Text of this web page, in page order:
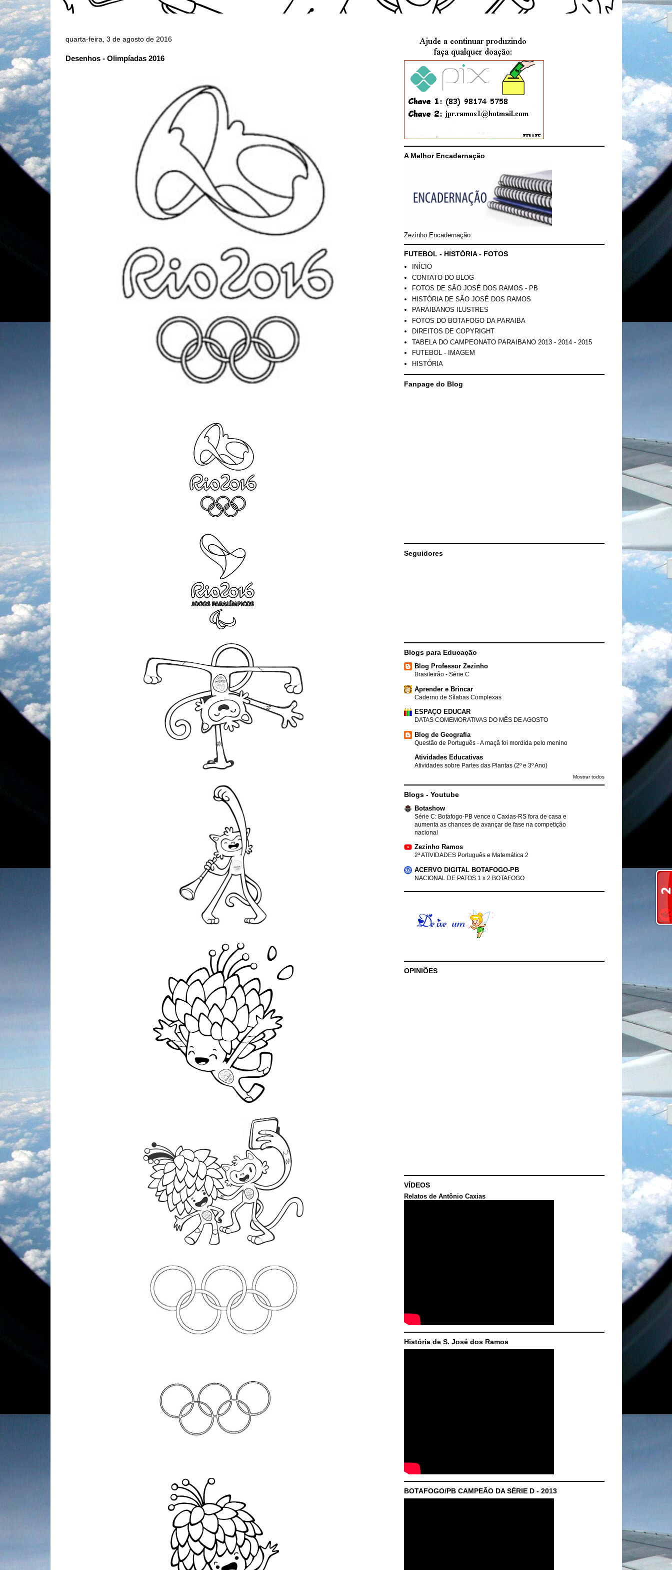
quarta-feira, 3 de agosto de 2016
Desenhos - Olimpíadas 2016
A Melhor Encadernação
Zezinho Encadernação
FUTEBOL - HISTÓRIA - FOTOS
INÍCIO
CONTATO DO BLOG
FOTOS DE SÃO JOSÉ DOS RAMOS - PB
HISTÓRIA DE SÃO JOSÉ DOS RAMOS
PARAIBANOS ILUSTRES
FOTOS DO BOTAFOGO DA PARAIBA
DIREITOS DE COPYRIGHT
TABELA DO CAMPEONATO PARAIBANO 2013 - 2014 - 2015
FUTEBOL - IMAGEM
HISTÓRIA
Fanpage do Blog
Seguidores
Blogs para Educação
Blog Professor Zezinho
Brasileirão - Série C
Aprender e Brincar
Caderno de Sílabas Complexas
ESPAÇO EDUCAR
DATAS COMEMORATIVAS DO MÊS DE AGOSTO
Blog de Geografia
Questão de Português - A maçã foi mordida pelo menino
Atividades Educativas
Atividades sobre Partes das Plantas (2º e 3º Ano)
Mostrar todos
Blogs - Youtube
Botashow
Série C: Botafogo-PB vence o Caxias-RS fora de casa e
aumenta as chances de avançar de fase na competição
nacional
Zezinho Ramos
2ª ATIVIDADES Português e Matemática 2
ACERVO DIGITAL BOTAFOGO-PB
NACIONAL DE PATOS 1 x 2 BOTAFOGO
OPINIÕES
VÍDEOS
Relatos de Antônio Caxias
História de S. José dos Ramos
BOTAFOGO/PB CAMPEÃO DA SÉRIE D - 2013